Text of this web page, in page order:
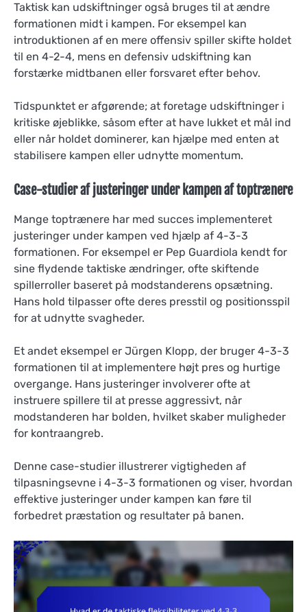
Taktisk kan udskiftninger også bruges til at ændre
formationen midt i kampen. For eksempel kan
introduktionen af en mere offensiv spiller skifte holdet
til en 4-2-4, mens en defensiv udskiftning kan
forstærke midtbanen eller forsvaret efter behov.
Tidspunktet er afgørende; at foretage udskiftninger i
kritiske øjeblikke, såsom efter at have lukket et mål ind
eller når holdet dominerer, kan hjælpe med enten at
stabilisere kampen eller udnytte momentum.
Case-studier af justeringer under kampen af toptrænere
Mange toptrænere har med succes implementeret
justeringer under kampen ved hjælp af 4-3-3
formationen. For eksempel er Pep Guardiola kendt for
sine flydende taktiske ændringer, ofte skiftende
spillerroller baseret på modstanderens opsætning.
Hans hold tilpasser ofte deres presstil og positionsspil
for at udnytte svagheder.
Et andet eksempel er Jürgen Klopp, der bruger 4-3-3
formationen til at implementere højt pres og hurtige
overgange. Hans justeringer involverer ofte at
instruere spillere til at presse aggressivt, når
modstanderen har bolden, hvilket skaber muligheder
for kontraangreb.
Denne case-studier illustrerer vigtigheden af
tilpasningsevne i 4-3-3 formationen og viser, hvordan
effektive justeringer under kampen kan føre til
forbedret præstation og resultater på banen.